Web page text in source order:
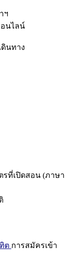
ฯ
นไลน์
นทาง
รที่เปิดสอน (ภาษา
ต การสมัครเข้า